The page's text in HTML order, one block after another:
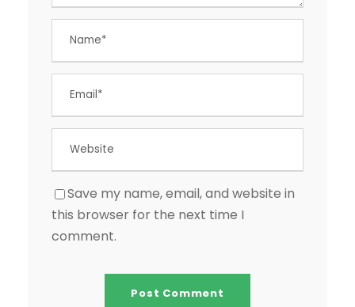
Save my name, email, and website in
this browser for the next time I
comment.